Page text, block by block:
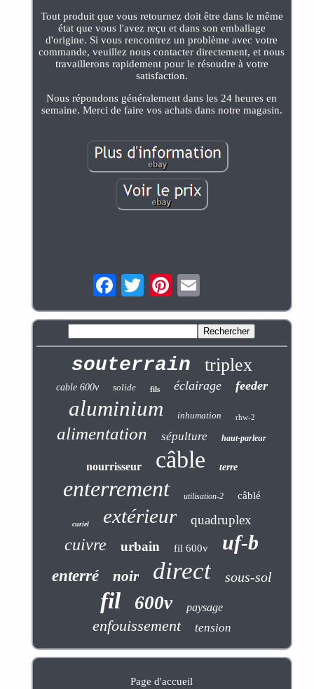
Tout produit que vous retournez doit être dans le même
état que vous l'avez reçu et dans son emballage
d'origine. Si vous rencontrez un problème avec votre
commande, veuillez nous contacter directement, et nous
travaillerons rapidement pour le résoudre à votre
satisfaction.
Nous répondons généralement dans les 24 heures en
semaine. Merci de faire vos achats dans notre magasin.
souterrain triplex
cable 600v solide fils éclairage feeder
aluminium inhumation rhw-2
alimentation sépulture haut-parleur
nourrisseur câble terre
enterrement utilisation-2 câblé
curiel extérieur quadruplex
cuivre urbain fil 600v uf-b
enterré noir direct sous-sol
fil 600v paysage
enfouissement tension
Page d'accueil